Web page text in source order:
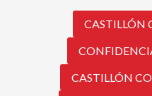
CASTILLÓN
CASTILLÓN